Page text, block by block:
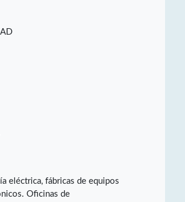
eléctrica, fábricas de equipos
Oficinas de